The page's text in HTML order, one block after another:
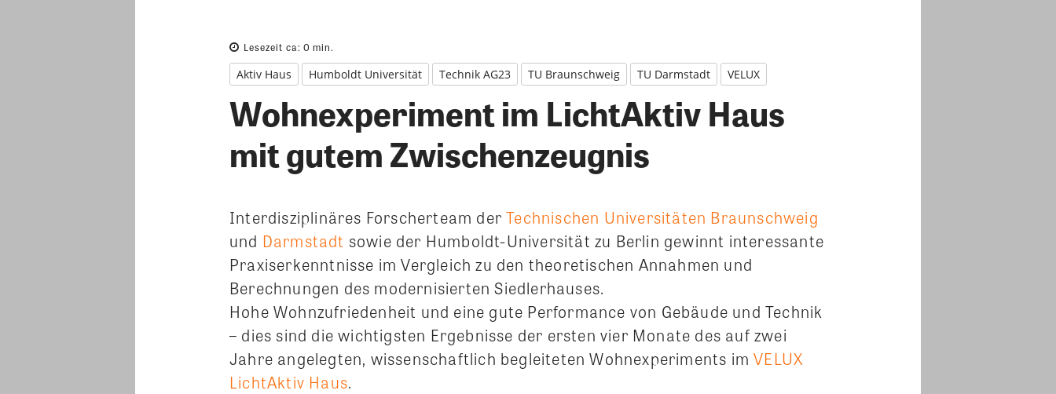
Lesezeit ca: 0 min.
Aktiv Haus Humboldt Universität Technik AG23 TU Braunschweig TU Darmstadt VELUX
Wohnexperiment im LichtAktiv Haus
mit gutem Zwischenzeugnis
Interdisziplinäres Forscherteam derTechnischen Universitäten Braunschweig
und Darmstadt sowie der Humboldt-Universität zu Berlin gewinnt interessante
Praxiserkenntnisse im Vergleich zu den theoretischen Annahmen und
Berechnungen des modernisierten Siedlerhauses.
Hohe Wohnzufriedenheit und eine gute Performance von Gebäude und Technik
– dies sind die wichtigsten Ergebnisse der ersten vier Monate des auf zwei
Jahre angelegten, wissenschaftlich begleiteten Wohnexperiments imVELUX
LichtAktiv Haus.